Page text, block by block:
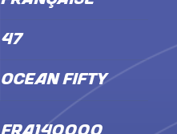
Ocean Fifty
47